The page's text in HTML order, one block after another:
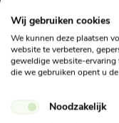
Zakelijke lease
Private lease
Occasions
Fietslease
Vraag en antwoord
Wij gebruiken cookies
We kunnen deze plaatsen
website te verbeteren,
geweldige website-ervaring
die we gebruiken opent u
Noodzakelijk